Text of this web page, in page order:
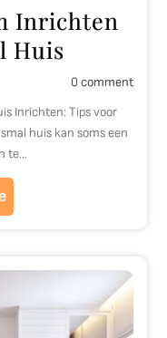
Inrichten
Huis
0 comment
Inrichten: Tips voor
huis kan soms een
te…